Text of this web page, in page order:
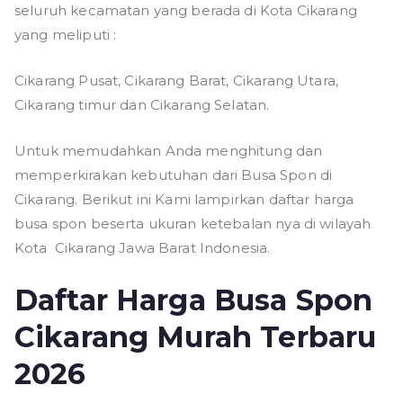
seluruh kecamatan yang berada di Kota Cikarang
yang meliputi :
Cikarang Pusat, Cikarang Barat, Cikarang Utara,
Cikarang timur dan Cikarang Selatan.
Untuk memudahkan Anda menghitung dan
memperkirakan kebutuhan dari Busa Spon di
Cikarang. Berikut ini Kami lampirkan daftar harga
busa spon beserta ukuran ketebalan nya di wilayah
Kota Cikarang Jawa Barat Indonesia.
Daftar Harga Busa Spon
Cikarang Murah Terbaru
2026